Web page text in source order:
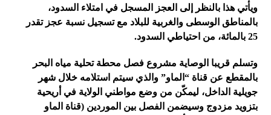
ويأتي هذا بالنظر إلى العجز المسجل في امتلاء السدود،
بالمناطق الوسطى والغربية للبلاد مع تسجيل نسبة عجز تقدر
25 بالمائة، من احتياطي السدود.
وتسلم قريبا الوصاية مشروع فصل محطة تحلية مياه البحر
بالمقطع عن قناة “الماو” والذي سيتم استلامه خلال شهر
جويلية الداخل، ليمكّن من وضع مواطني الولاية في أريحية
بتزويد مزدوج وسيضمن الفصل بين الموردين (قناة الماو